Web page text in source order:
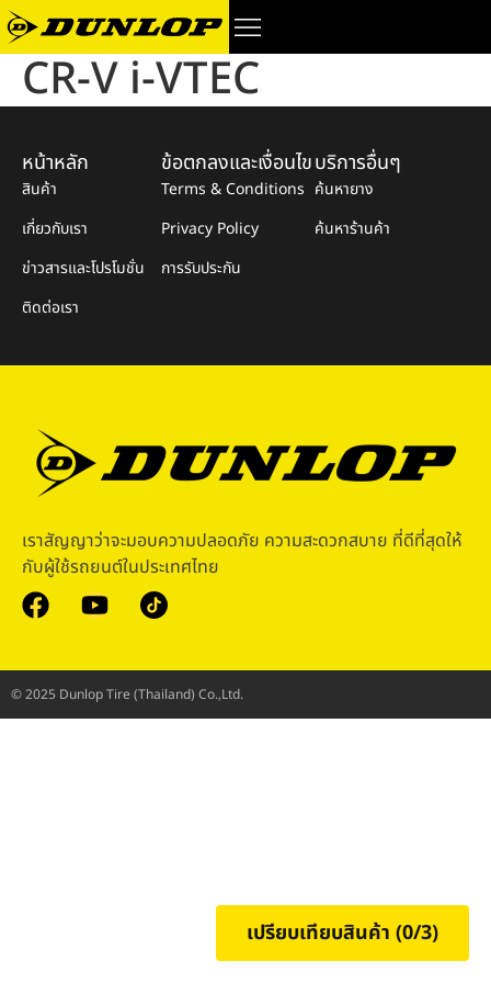
CR-V i-VTEC
© 2025 Dunlop Tire (Thailand) Co.,Ltd.
เราสัญญาว่าจะมอบความปลอดภัย ความสะดวกสบาย ที่ดีที่สุดให้
กับผู้ใช้รถยนต์ในประเทศไทย
หน้าหลัก
สินค้า
เกี่ยวกับเรา
ข่าวสารและโปรโมชั่น
ติดต่อเรา
ข้อตกลงและเงื่อนไข
Terms & Conditions
Privacy Policy
การรับประกัน
บริการอื่นๆ
ค้นหายาง
ค้นหาร้านค้า
เปรียบเทียบสินค้า (0/3)